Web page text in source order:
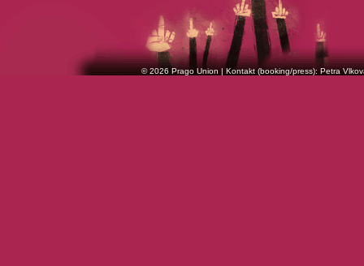
© 2026 Prago Union | Kontakt (booking/press): Petra